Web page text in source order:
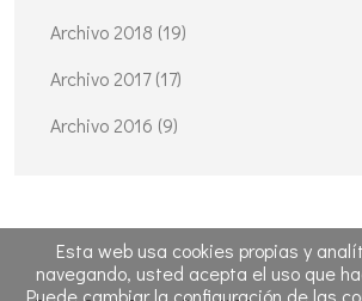
Esta web usa cookies propias y
navegando, usted acepta el uso que
Puede cambiar la configuración de las
Archivo 2018 (19)
Archivo 2017 (17)
Archivo 2016 (9)